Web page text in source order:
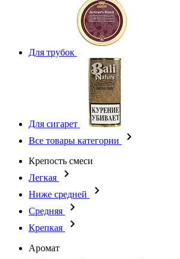
Для трубок
Для сигарет
Все товары категории
Крепость смеси
Легкая
Ниже средней
Средняя
Крепкая
Аромат